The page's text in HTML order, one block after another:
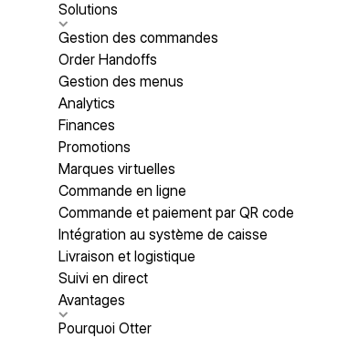
Solutions
Gestion des commandes
Order Handoffs
Gestion des menus
Analytics
Finances
Promotions
Marques virtuelles
Commande en ligne
Commande et paiement par QR code
Intégration au système de caisse
Livraison et logistique
Suivi en direct
Avantages
Pourquoi Otter